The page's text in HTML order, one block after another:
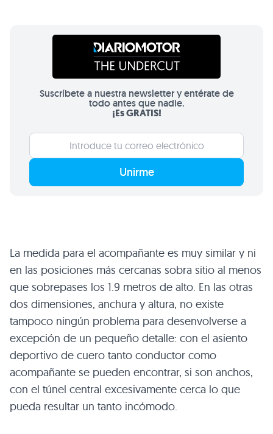
Suscríbete a nuestra newsletter y entérate de
todo antes que nadie.
¡Es GRATIS!
Unirme
La medida para el acompañante es muy similar y ni
en las posiciones más cercanas sobra sitio al menos
que sobrepases los 1.9 metros de alto. En las otras
dos dimensiones, anchura y altura, no existe
tampoco ningún problema para desenvolverse a
excepción de un pequeño detalle: con el asiento
deportivo de cuero tanto conductor como
acompañante se pueden encontrar, si son anchos,
con el túnel central excesivamente cerca lo que
pueda resultar un tanto incómodo.